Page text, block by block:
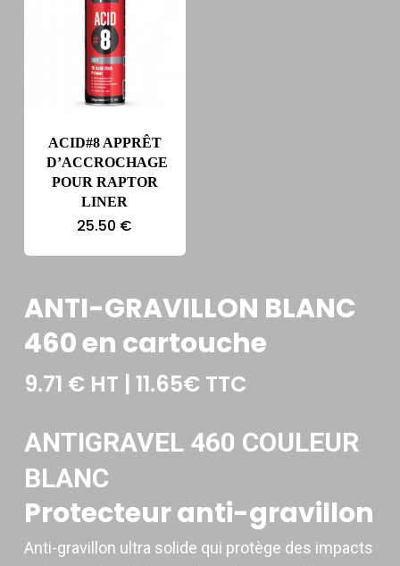
ACID#8 APPRÊT
D’ACCROCHAGE
POUR RAPTOR
LINER
25.50 €
ANTI-GRAVILLON BLANC
460 en cartouche
9.71 €HT | 11.65€ TTC
ANTIGRAVEL 460 COULEUR
BLANC
Protecteur anti-gravillon
Anti-gravillon ultra solide qui protège des impacts